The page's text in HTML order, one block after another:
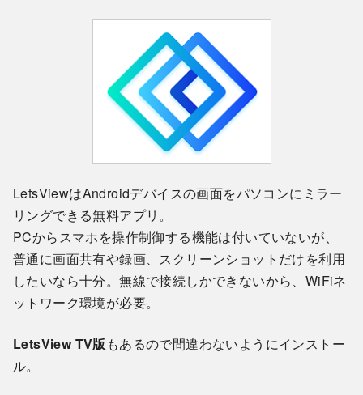
LetsViewはAndroidデバイスの画面をパソコンにミラー
リングできる無料アプリ。
PCからスマホを操作制御する機能は付いていないが、
普通に画面共有や録画、スクリーンショットだけを利用
したいなら十分。無線で接続しかできないから、WiFiネ
ットワーク環境が必要。
LetsView TV版 もあるので間違わないようにインストー
ル。